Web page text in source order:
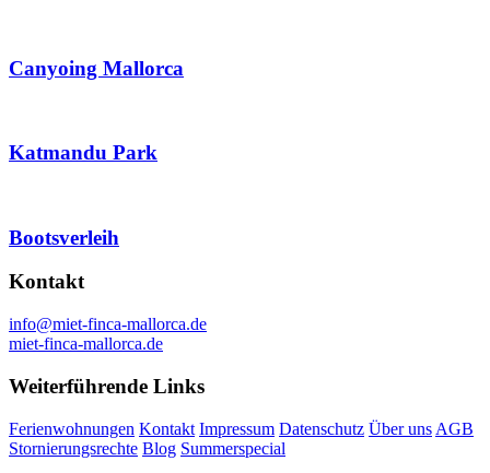
Canyoing Mallorca
Katmandu Park
Bootsverleih
Kontakt
info@miet-finca-mallorca.de
miet-finca-mallorca.de
Weiterführende Links
Ferienwohnungen Kontakt Impressum Datenschutz Über uns AGB
Stornierungsrechte Blog Summerspecial